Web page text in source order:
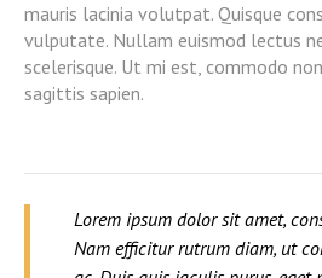
mauris lacinia volutpat. Quisque
vulputate. Nullam euismod lectus
scelerisque. Ut mi est, commodo
sagittis sapien.
Lorem ipsum dolor sit amet,
Nam efficitur rutrum diam, ut